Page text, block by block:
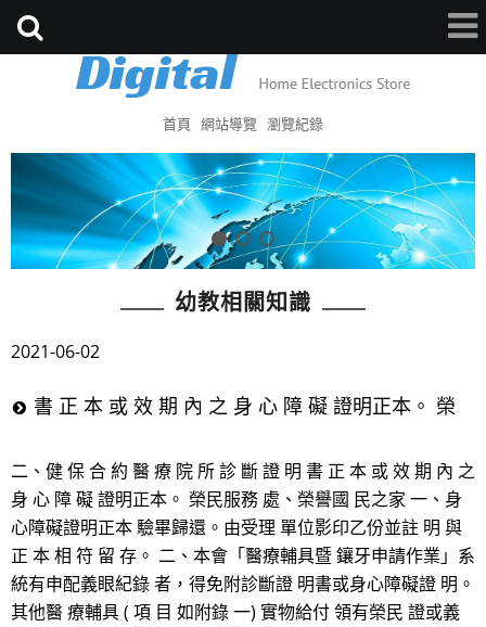
首頁 網站導覽 瀏覽紀錄
幼教相關知識
2021-06-02
書 正 本 或 效 期 內 之 身 心 障 礙 證明正本。 榮
二、健 保 合 約 醫 療 院 所 診 斷 證 明 書 正 本 或 效 期 內 之
身 心 障 礙 證明正本。 榮民服務 處、榮譽國 民之家 一、身
心障礙證明正本 驗畢歸還。由受理 單位影印乙份並註 明 與
正 本 相 符 留 存。 二、本會「醫療輔具暨 鑲牙申請作業」系
統有申配義眼紀錄 者，得免附診斷證 明書或身心障礙證 明。
其他醫 療輔具 ( 項 目 如附錄 一) 實物給付 領有榮民 證或義